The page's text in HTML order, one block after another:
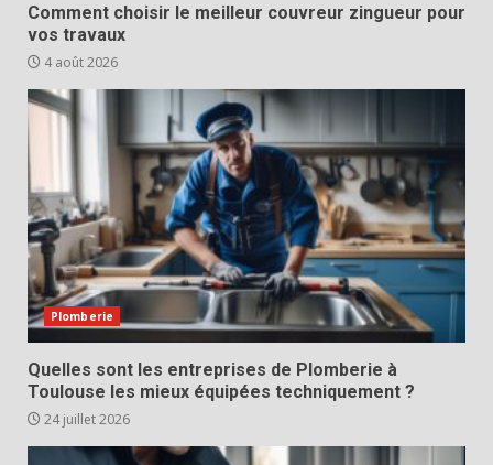
Comment choisir le meilleur couvreur zingueur pour
vos travaux
4 août 2026
Plomberie
Quelles sont les entreprises de Plomberie à
Toulouse les mieux équipées techniquement ?
24 juillet 2026